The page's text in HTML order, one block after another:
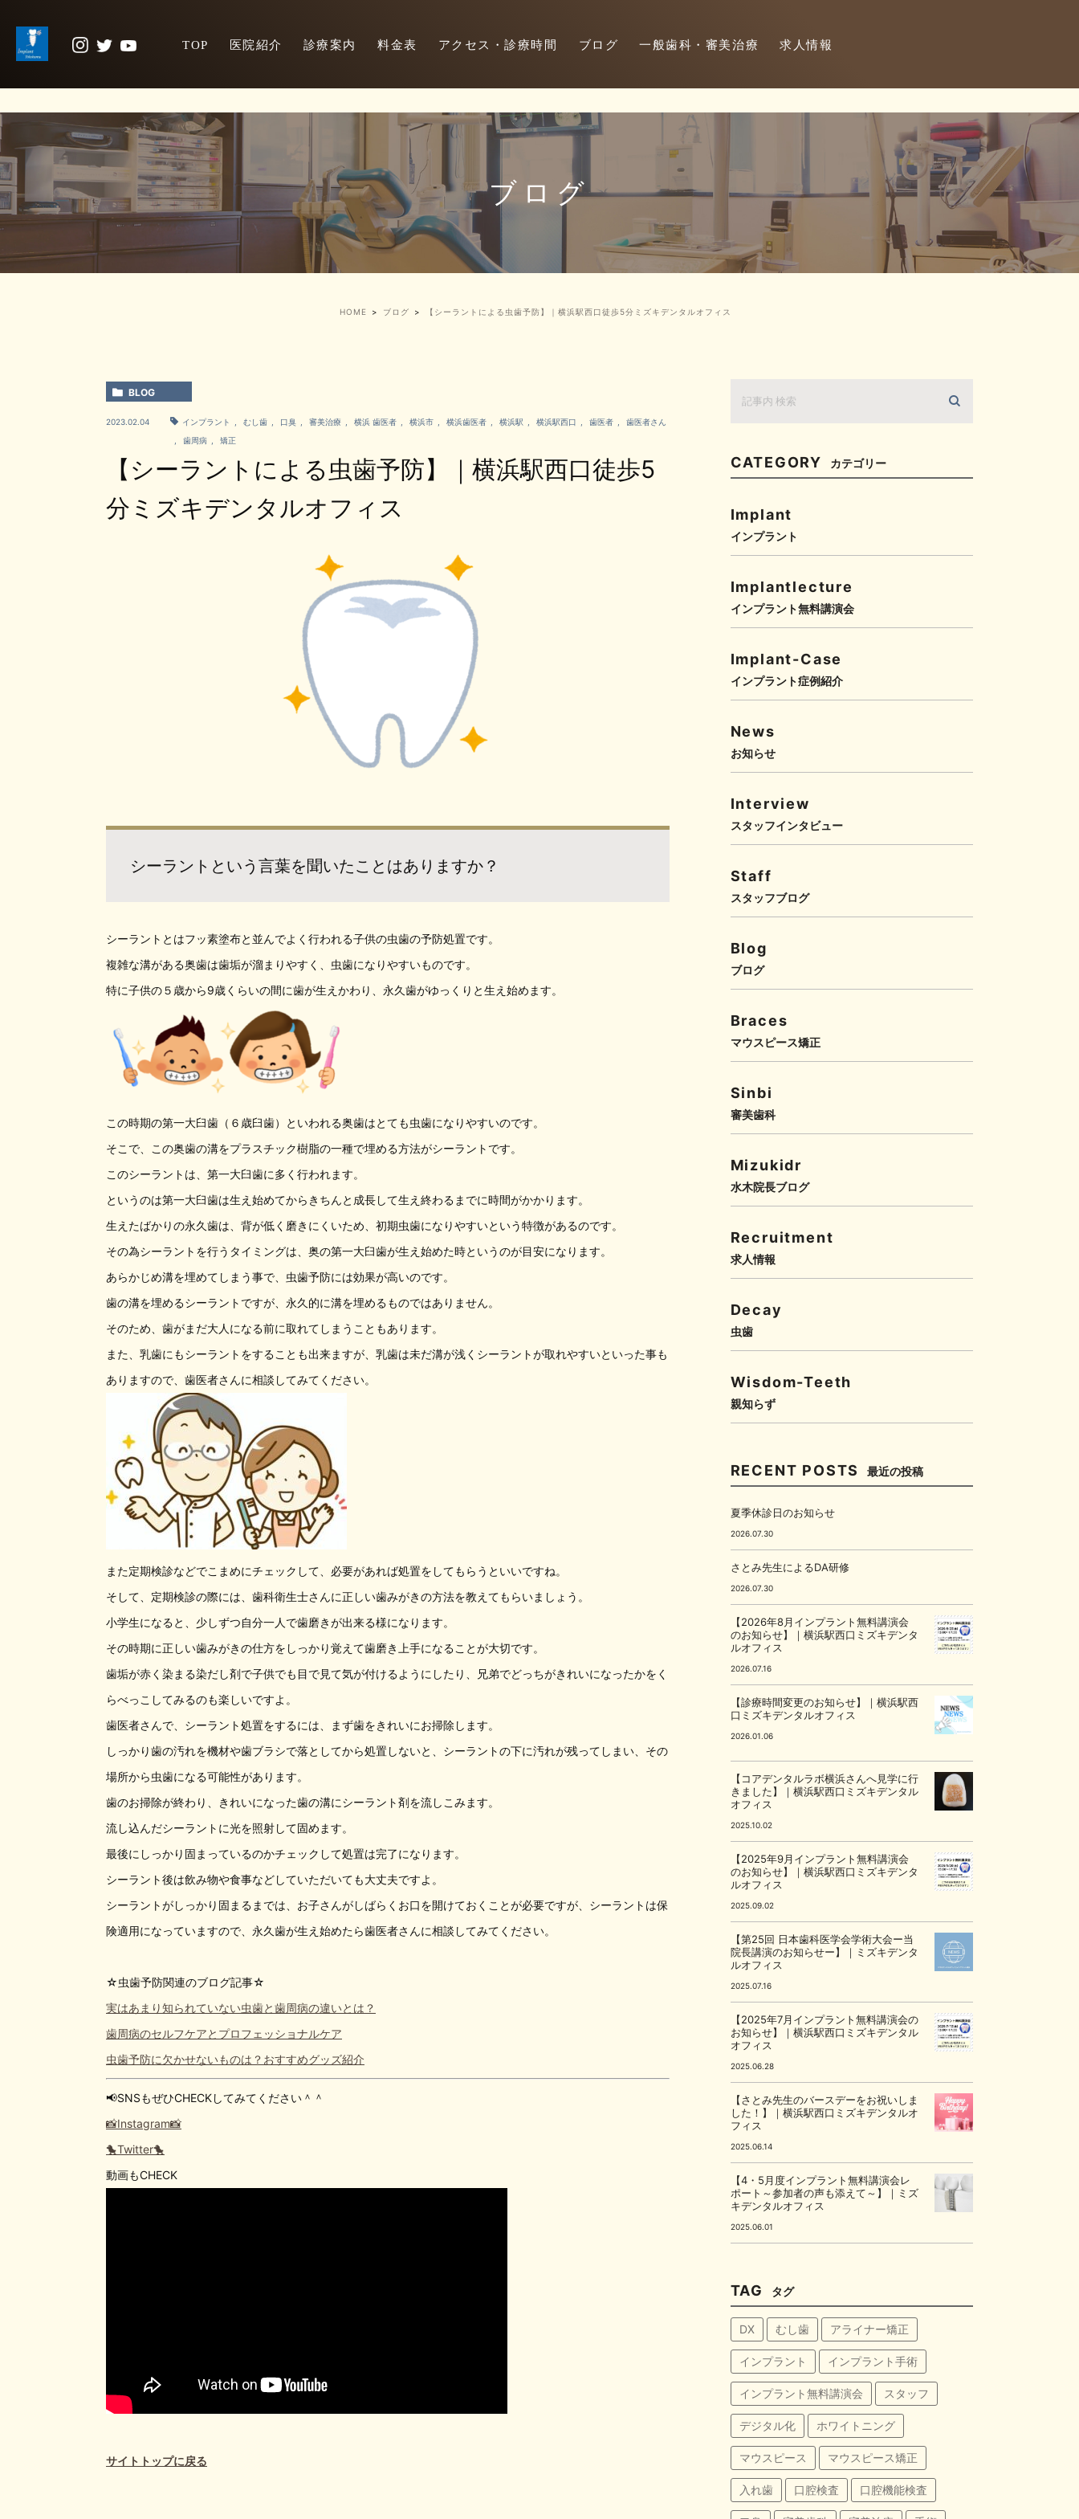
TOP 医院紹介 診療案内 料金表 アクセス・診療時間 ブログ 一般歯科・審美治療 求人情報
ブログ
HOME ブログ 【シーラントによる虫歯予防】｜横浜駅西口徒歩5分ミズキデンタルオフィス
BLOG
2023.02.04 インプラント むし歯 口臭 審美治療 横浜 歯医者 横浜市 横浜歯医者 横浜駅 横浜駅西口 歯医者
歯医者さん
歯周病 矯正
【シーラントによる虫歯予防】｜横浜駅西口徒歩5
分ミズキデンタルオフィス
シーラントという言葉を聞いたことはありますか？
シーラントとはフッ素塗布と並んでよく行われる子供の虫歯の予防処置です。
複雑な溝がある奥歯は歯垢が溜まりやすく、虫歯になりやすいものです。
特に子供の５歳から9歳くらいの間に歯が生えかわり、永久歯がゆっくりと生え始めます。
この時期の第一大臼歯（６歳臼歯）といわれる奥歯はとても虫歯になりやすいのです。
そこで、この奥歯の溝をプラスチック樹脂の一種で埋める方法がシーラントです。
このシーラントは、第一大臼歯に多く行われます。
というのは第一大臼歯は生え始めてからきちんと成長して生え終わるまでに時間がかかります。
生えたばかりの永久歯は、背が低く磨きにくいため、初期虫歯になりやすいという特徴があるのです。
その為シーラントを行うタイミングは、奥の第一大臼歯が生え始めた時というのが目安になります。
あらかじめ溝を埋めてしまう事で、虫歯予防には効果が高いのです。
歯の溝を埋めるシーラントですが、永久的に溝を埋めるものではありません。
そのため、歯がまだ大人になる前に取れてしまうこともあります。
また、乳歯にもシーラントをすることも出来ますが、乳歯は未だ溝が浅くシーラントが取れやすいといった事も
ありますので、歯医者さんに相談してみてください。
また定期検診などでこまめにチェックして、必要があれば処置をしてもらうといいですね。
そして、定期検診の際には、歯科衛生士さんに正しい歯みがきの方法を教えてもらいましょう。
小学生になると、少しずつ自分一人で歯磨きが出来る様になります。
その時期に正しい歯みがきの仕方をしっかり覚えて歯磨き上手になることが大切です。
歯垢が赤く染まる染だし剤で子供でも目で見て気が付けるようにしたり、兄弟でどっちがきれいになったかをく
らべっこしてみるのも楽しいですよ。
歯医者さんで、シーラント処置をするには、まず歯をきれいにお掃除します。
しっかり歯の汚れを機材や歯ブラシで落としてから処置しないと、シーラントの下に汚れが残ってしまい、その
場所から虫歯になる可能性があります。
歯のお掃除が終わり、きれいになった歯の溝にシーラント剤を流しこみます。
流し込んだシーラントに光を照射して固めます。
最後にしっかり固まっているのかチェックして処置は完了になります。
シーラント後は飲み物や食事などしていただいても大丈夫ですよ。
シーラントがしっかり固まるまでは、お子さんがしばらくお口を開けておくことが必要ですが、シーラントは保
険適用になっていますので、永久歯が生え始めたら歯医者さんに相談してみてください。
☆虫歯予防関連のブログ記事☆
実はあまり知られていない虫歯と歯周病の違いとは？
歯周病のセルフケアとプロフェッショナルケア
虫歯予防に欠かせないものは？おすすめグッズ紹介
📢SNSもぜひCHECKしてみてください＾＾
📸Instagram📸
🐤Twitter🐤
動画もCHECK
サイトトップに戻る
CATEGORY カテゴリー
Implant
インプラント
Implantlecture
インプラント無料講演会
Implant-Case
インプラント症例紹介
News
お知らせ
Interview
スタッフインタビュー
Staff
スタッフブログ
Blog
ブログ
Braces
マウスピース矯正
Sinbi
審美歯科
Mizukidr
水木院長ブログ
Recruitment
求人情報
Decay
虫歯
Wisdom-Teeth
親知らず
RECENT POSTS 最近の投稿
夏季休診日のお知らせ
2026.07.30
さとみ先生によるDA研修
2026.07.30
【2026年8月インプラント無料講演会
のお知らせ】｜横浜駅西口ミズキデンタ
ルオフィス
2026.07.16
【診療時間変更のお知らせ】｜横浜駅西
口ミズキデンタルオフィス
2026.01.06
【コアデンタルラボ横浜さんへ見学に行
きました】｜横浜駅西口ミズキデンタル
オフィス
2025.10.02
【2025年9月インプラント無料講演会
のお知らせ】｜横浜駅西口ミズキデンタ
ルオフィス
2025.09.02
【第25回 日本歯科医学会学術大会ー当
院長講演のお知らせー】｜ミズキデンタ
ルオフィス
2025.07.16
【2025年7月インプラント無料講演会の
お知らせ】｜横浜駅西口ミズキデンタル
オフィス
2025.06.28
【さとみ先生のバースデーをお祝いしま
した！】｜横浜駅西口ミズキデンタルオ
フィス
2025.06.14
【4・5月度インプラント無料講演会レ
ポート～参加者の声も添えて～】｜ミズ
キデンタルオフィス
2025.06.01
TAG タグ
DX むし歯 アライナー矯正
インプラント インプラント手術
インプラント無料講演会 スタッフ
デジタル化 ホワイトニング
マウスピース マウスピース矯正
入れ歯 口腔検査 口腔機能検査